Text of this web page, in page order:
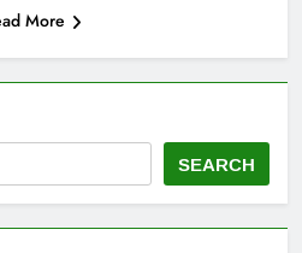
More
SEARCH